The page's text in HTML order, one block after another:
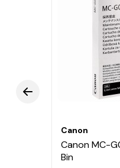
Canon
Canon MC-
Bin